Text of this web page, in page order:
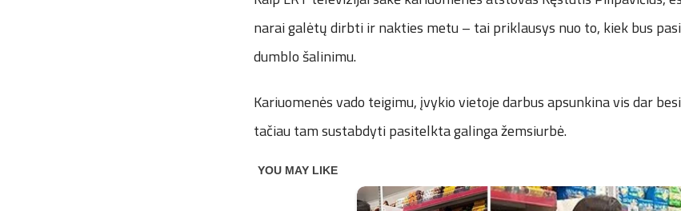
narai galėtų dirbti ir nakties metu – tai priklausys nuo to, kiek bus
dumblo šalinimu.
Kariuomenės vado teigimu, įvykio vietoje darbus apsunkina vis dar
tačiau tam sustabdyti pasitelkta galinga žemsiurbė.